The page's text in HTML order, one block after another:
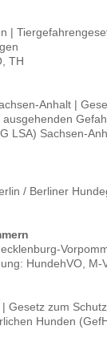
|
TH
Anhalt |
LSA) Sachsen-
/ Berliner
HundehVO, M-
Gesetz zum
Hunden